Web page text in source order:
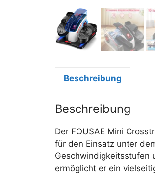
Beschreibung
Beschreibung
Der FOUSAE Mini
für den Einsatz unter
Geschwindigkeitsstufen
ermöglicht er ein